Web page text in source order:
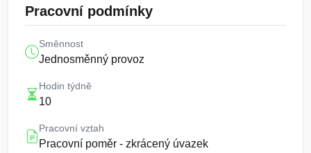
Pracovní podmínky
Směnnost
Jednosměnný provoz
Hodin týdně
10
Pracovní vztah
Pracovní poměr - zkrácený úvazek